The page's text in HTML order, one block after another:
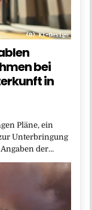
bei
in
Pläne, ein
Unterbringung
der…